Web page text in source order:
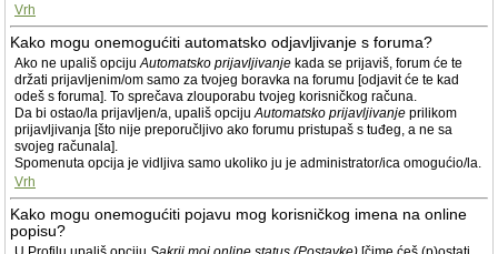
Vrh
Kako mogu onemogućiti automatsko odjavljivanje s foruma?
Ako ne upališ opcijuAutomatsko prijavljivanje kada se prijaviš, forum će te
držati prijavljenim/om samo za tvojeg boravka na forumu [odjavit će te kad
odeš s foruma]. To sprečava zlouporabu tvojeg korisničkog računa.
Da bi ostao/la prijavljen/a, upališ opcijuAutomatsko prijavljivanje prilikom
prijavljivanja [što nije preporučljivo ako forumu pristupaš s tuđeg, a ne sa
svojeg računala].
Spomenuta opcija je vidljiva samo ukoliko ju je administrator/ica omogućio/la.
Vrh
Kako mogu onemogućiti pojavu mog korisničkog imena na online
popisu?